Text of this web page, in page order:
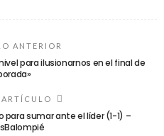
ANTERIOR
para ilusionarnos en el final de
para sumar ante el líder (1-1) –